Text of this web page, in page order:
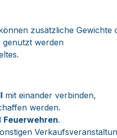
zusätzliche
genutzt werden
mit einander verbinden,
werden.
Feuerwehren.